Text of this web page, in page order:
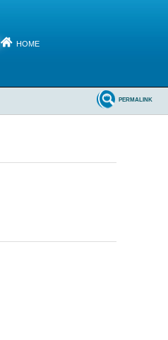
HOME
PERMALINK